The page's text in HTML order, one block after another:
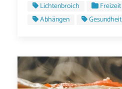
Lichtenbroich
Freizeit
Abhängen
Gesundheit